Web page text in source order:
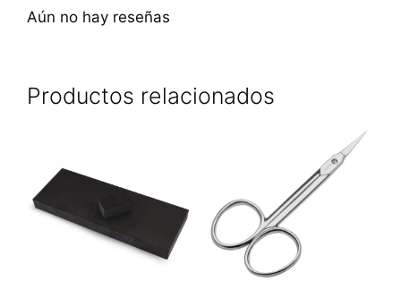
Aún no hay reseñas
Productos relacionados